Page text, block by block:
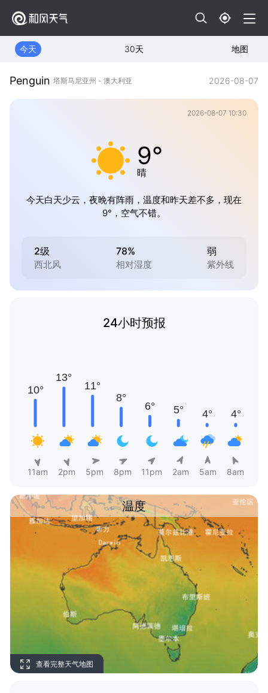
今天 30天 地图
Penguin 塔斯马尼亚州 - 澳大利亚 2026-08-07
2026-08-07 10:30
9°
晴
今天白天少云，夜晚有阵雨，温度和昨天差不多，现在
9°，空气不错。
2级
西北风
78%
相对湿度
弱
紫外线
24小时预报
11am 2pm 5pm 8pm 11pm 2am 5am 8am
温度
查看完整天气地图